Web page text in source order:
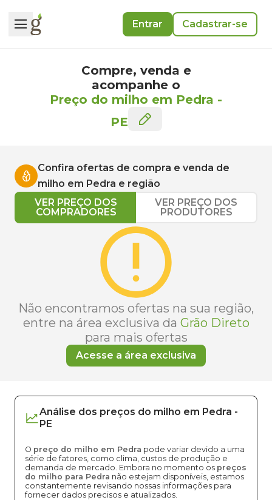
Entrar Cadastrar-se
Compre, venda e
acompanhe o
Preço do milho em Pedra -
PE
Confira ofertas de compra e venda de
milho em Pedra e região
VER PREÇO DOS
COMPRADORES
VER PREÇO DOS
PRODUTORES
Não encontramos ofertas na sua região,
entre na área exclusiva da Grão Direto
para mais ofertas
Acesse a área exclusiva
Análise dos preços do milho em Pedra -
PE
O preço do milho em Pedra pode variar devido a uma
série de fatores, como clima, custos de produção e
demanda de mercado. Embora no momento os preços
do milho para Pedra não estejam disponíveis, estamos
constantemente revisando nossas informações para
fornecer dados precisos e atualizados.